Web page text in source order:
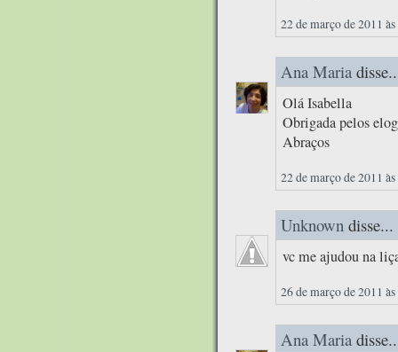
22 de março de 2011
Ana Maria
Olá Isabella
Obrigada pelos
Abraços
22 de março de 2011
Unknown disse...
vc me ajudou na
26 de março de 2011
Ana Maria